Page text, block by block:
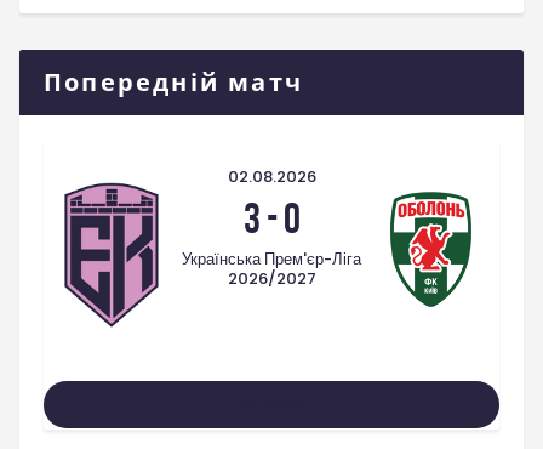
Попередній матч
02.08.2026
3-0
Українська Прем'єр-Ліга
2026/2027